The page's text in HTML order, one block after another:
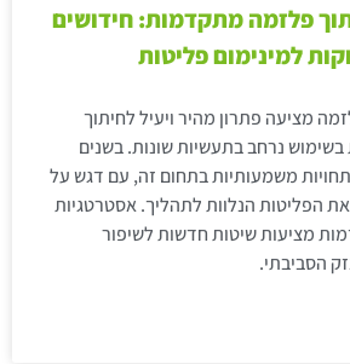
פלזמה מתקדמות: חידושים
למינימום פליטות
מציעה פתרון מהיר ויעיל לחיתוך
נרחב בתעשיות שונות. בשנים
משמעותיות בתחום זה, עם דגש על
הפליטות הנלוות לתהליך. אסטרטגיות
מציעות שיטות חדשות לשיפור
הסביבתי.